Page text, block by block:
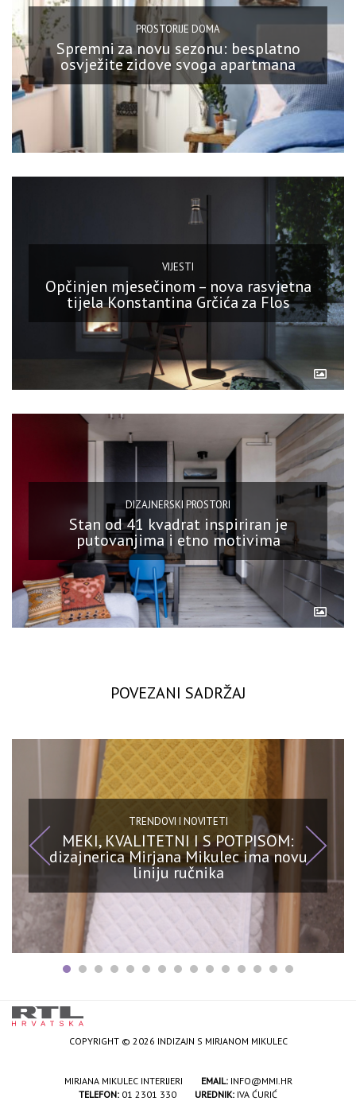
PROSTORIJE DOMA
Spremni za novu sezonu: besplatno
osvježite zidove svoga apartmana
VIJESTI
Opčinjen mjesečinom – nova rasvjetna
tijela Konstantina Grčića za Flos
DIZAJNERSKI PROSTORI
Stan od 41 kvadrat inspiriran je
putovanjima i etno motivima
POVEZANI SADRŽAJ
TRENDOVI I NOVITETI
MEKI, KVALITETNI I S POTPISOM:
dizajnerica Mirjana Mikulec ima novu
liniju ručnika
COPYRIGHT © 2026 INDIZAJN S MIRJANOM MIKULEC
MIRJANA MIKULEC INTERIJERI EMAIL: INFO@MMI.HR
TELEFON: 01 2301 330 UREDNIK: IVA ĆURIĆ